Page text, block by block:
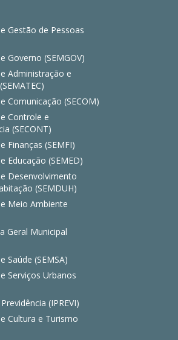
Gestão de Pessoas
Governo (SEMGOV)
Administração e
Comunicação (SECOM)
Controle e
(SECONT)
Finanças (SEMFI)
Educação (SEMED)
Desenvolvimento
(SEMDUH)
Meio Ambiente
Geral Municipal
Saúde (SEMSA)
Serviços Urbanos
(IPREVI)
Cultura e Turismo